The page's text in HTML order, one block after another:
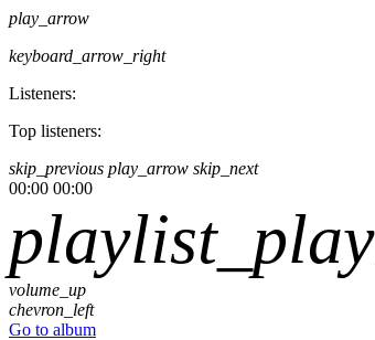
play_arrow
keyboard_arrow_right
Listeners:
Top listeners:
skip_previous play_arrow skip_next
00:00 00:00
playlist_play
volume_up
chevron_left
Go to album